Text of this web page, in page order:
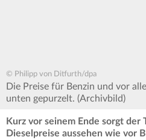
© Philipp von Ditfurth/dpa
Die Preise für Benzin und vor
unten gepurzelt. (Archivbild)
Kurz vor seinem Ende sorgt der
Dieselpreise aussehen wie vor